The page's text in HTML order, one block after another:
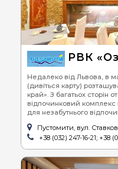
РВК
Недалеко від Львова, в
(дивіться карту)
край». З багатьох сторін
відпочинковий комплекс
для незабутнього
Пустомити, вул.
+38 (032) 247-16-21; +38